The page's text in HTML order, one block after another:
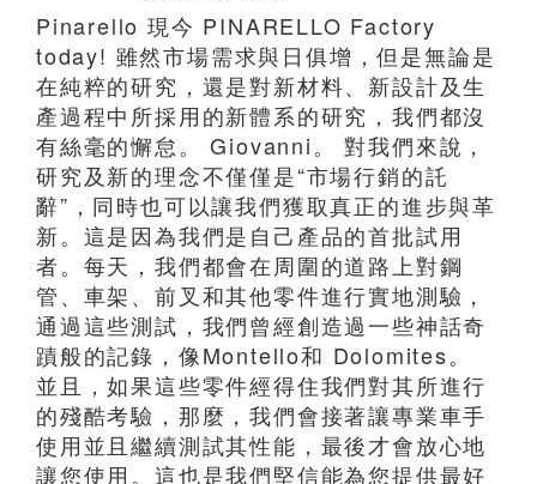
Pinarello 現今 PINARELLO Factory
today! 雖然市場需求與日俱增，但是無論是
在純粹的研究，還是對新材料、新設計及生
產過程中所採用的新體系的研究，我們都沒
有絲毫的懈怠。 Giovanni。 對我們來說，
研究及新的理念不僅僅是“市場行銷的託
辭”，同時也可以讓我們獲取真正的進步與革
新。這是因為我們是自己產品的首批試用
者。每天，我們都會在周圍的道路上對鋼
管、車架、前叉和其他零件進行實地測驗，
通過這些測試，我們曾經創造過一些神話奇
蹟般的記錄，像Montello和 Dolomites。
並且，如果這些零件經得住我們對其所進行
的殘酷考驗，那麼，我們會接著讓專業車手
使用並且繼續測試其性能，最後才會放心地
讓您使用。這也是我們堅信能為您提供最好